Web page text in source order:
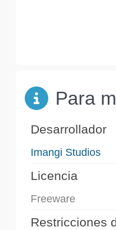
Para
Desarrollador
Imangi Studios
Licencia
Freeware
Restricciones